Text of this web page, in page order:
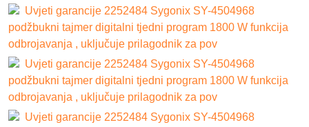
Uvjeti garancije 2252484 Sygonix SY-4504968
podžbukni tajmer digitalni tjedni program 1800 W funkcija
odbrojavanja , uključuje prilagodnik za pov
Uvjeti garancije 2252484 Sygonix SY-4504968
podžbukni tajmer digitalni tjedni program 1800 W funkcija
odbrojavanja , uključuje prilagodnik za pov
Uvjeti garancije 2252484 Sygonix SY-4504968